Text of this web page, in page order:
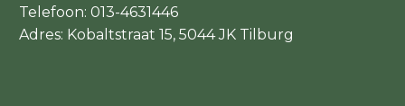
Telefoon: 013-4631446
Adres: Kobaltstraat 15, 5044 JK Tilburg